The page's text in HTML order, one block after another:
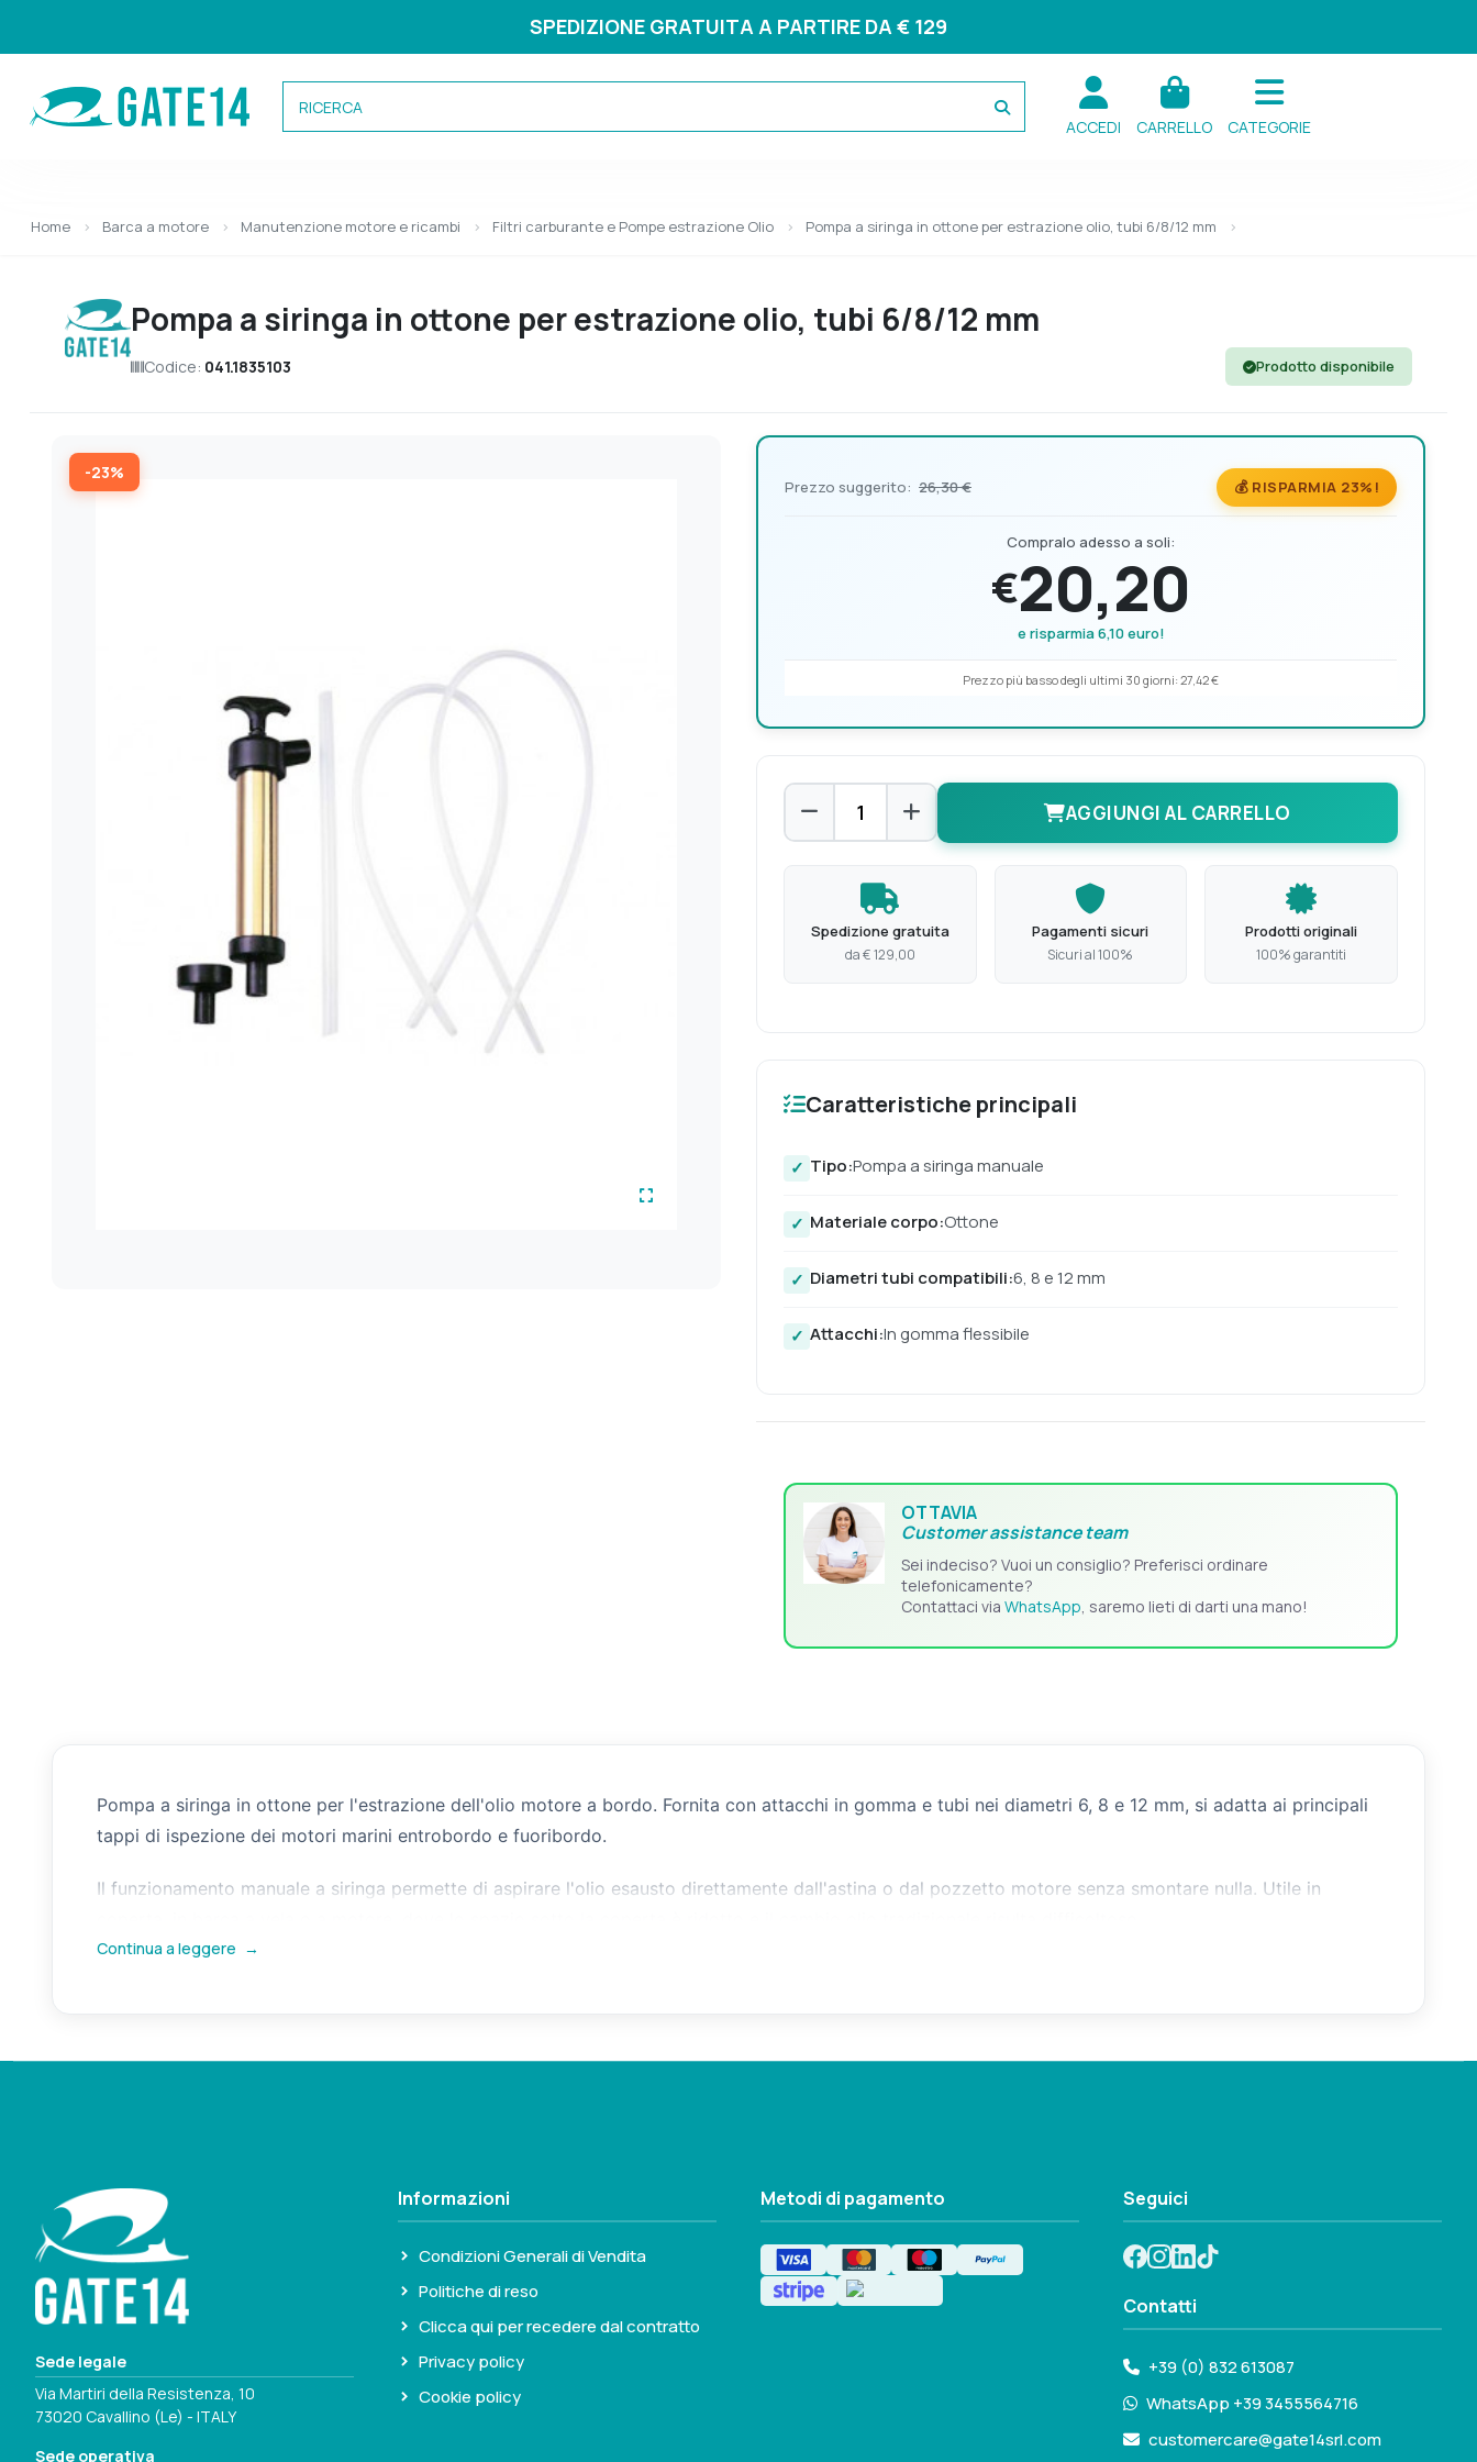
SPEDIZIONE GRATUITA A PARTIRE DA € 129
ACCEDI CARRELLO CATEGORIE
Categorie
Home Barca a motore Manutenzione motore e ricambi Filtri carburante e Pompe estrazione Olio Pompa a siringa in ottone per estrazione olio, tubi 6/8/12 mm
Pompa a siringa in ottone per estrazione olio, tubi 6/8/12 mm
Codice: 041.1835103 Prodotto disponibile
-23%
Prezzo suggerito: 26,30 € 💰 RISPARMIA 23%!
Compralo adesso a soli:
€20,20
e risparmia 6,10 euro!
Prezzo più basso degli ultimi 30 giorni: 27,42 €
AGGIUNGI AL CARRELLO
Spedizione gratuita
da € 129,00
Pagamenti sicuri
Sicuri al 100%
Prodotti originali
100% garantiti
Caratteristiche principali
Tipo:Pompa a siringa manuale
Materiale corpo:Ottone
Diametri tubi compatibili:6, 8 e 12 mm
Attacchi:In gomma flessibile
OTTAVIA
Customer assistance team
Sei indeciso? Vuoi un consiglio? Preferisci ordinare
telefonicamente?
Contattaci via WhatsApp, saremo lieti di darti una mano!
Pompa a siringa in ottone per l'estrazione dell'olio motore a bordo. Fornita con attacchi in gomma e tubi nei diametri 6, 8 e 12 mm, si adatta ai principali
tappi di ispezione dei motori marini entrobordo e fuoribordo.
Il funzionamento manuale a siringa permette di aspirare l'olio esausto direttamente dall'astina o dal pozzetto motore senza smontare nulla. Utile in
Continua a leggere →
Sede legale
Via Martiri della Resistenza, 10
73020 Cavallino (Le) - ITALY
Sede operativa
Informazioni
Condizioni Generali di Vendita
Politiche di reso
Clicca qui per recedere dal contratto
Privacy policy
Cookie policy
Metodi di pagamento Seguici
Contatti
+39 (0) 832 613087
WhatsApp +39 3455564716
customercare@gate14srl.com